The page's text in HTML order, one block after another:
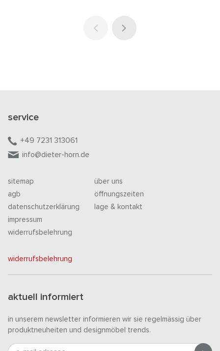
service
+49 7231 313061
info@dieter-horn.de
sitemap
agb
datenschutzerklärung
impressum
widerrufsbelehrung
über uns
öffnungszeiten
lage & kontakt
widerrufsbelehrung
aktuell informiert
in unserem newsletter informieren wir sie regelmässig über
produktneuheiten und designmöbel trends.